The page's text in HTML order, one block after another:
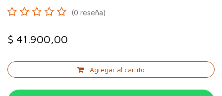
(0 reseña)
$ 41.900,00
Agregar al carrito